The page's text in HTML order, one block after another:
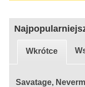
Wkrótce
Savatage,